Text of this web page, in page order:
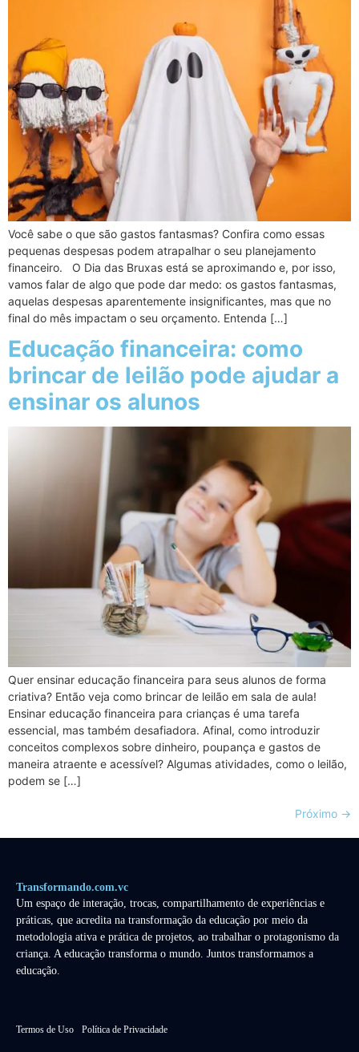
Você sabe o que são gastos fantasmas? Confira como essas
pequenas despesas podem atrapalhar o seu planejamento
financeiro. O Dia das Bruxas está se aproximando e, por isso,
vamos falar de algo que pode dar medo: os gastos fantasmas,
aquelas despesas aparentemente insignificantes, mas que no
final do mês impactam o seu orçamento. Entenda […]
Educação financeira: como
brincar de leilão pode ajudar a
ensinar os alunos
Quer ensinar educação financeira para seus alunos de forma
criativa? Então veja como brincar de leilão em sala de aula!
Ensinar educação financeira para crianças é uma tarefa
essencial, mas também desafiadora. Afinal, como introduzir
conceitos complexos sobre dinheiro, poupança e gastos de
maneira atraente e acessível? Algumas atividades, como o leilão,
podem se […]
Próximo →
Transformando.com.vc
Um espaço de interação, trocas, compartilhamento de experiências e
práticas, que acredita na transformação da educação por meio da
metodologia ativa e prática de projetos, ao trabalhar o protagonismo da
criança. A educação transforma o mundo. Juntos transformamos a
educação.
Termos de Uso Política de Privacidade